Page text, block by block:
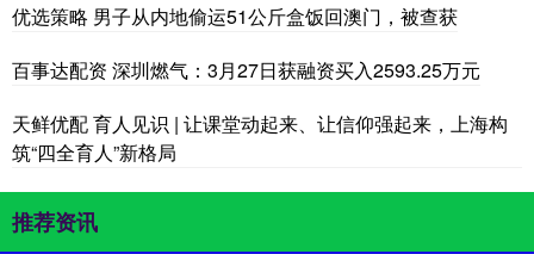
优选策略 男子从内地偷运51公斤盒饭回澳门，被查获
百事达配资 深圳燃气：3月27日获融资买入2593.25万元
天鲜优配 育人见识 | 让课堂动起来、让信仰强起来，上海构
筑“四全育人”新格局
推荐资讯